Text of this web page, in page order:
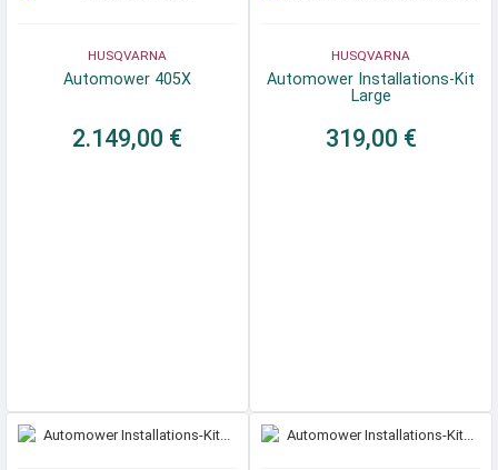
HUSQVARNA
Automower 405X
2.149,00 €
HUSQVARNA
Automower Installations-Kit
Large
319,00 €